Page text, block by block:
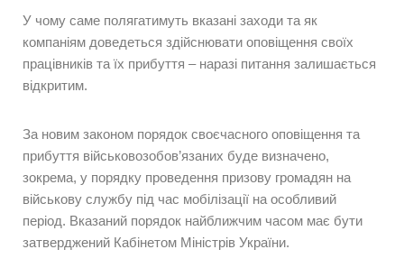
У чому саме полягатимуть вказані заходи та як
компаніям доведеться здійснювати оповіщення своїх
працівників та їх прибуття – наразі питання залишається
відкритим.
За новим законом порядок своєчасного оповіщення та
прибуття військовозобов’язаних буде визначено,
зокрема, у порядку проведення призову громадян на
військову службу під час мобілізації на особливий
період. Вказаний порядок найближчим часом має бути
затверджений Кабінетом Міністрів України.